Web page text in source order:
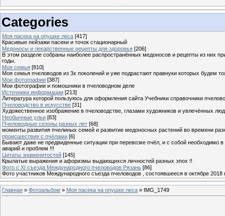
Categories
Моя пасека на опушке леса [417]
Красивые пейзажи пасеки и точок стационарный
Медоносы и лекарственные рецепты для здоровья [206]
В этом разделе собраны наиболее распространённых медоносов и рецепты из них
годы.
Моя семья [810]
Моя семья пчеловодов из 3х поколений и уже подрастают правнуки которых будем
Мои фотографии [387]
Мои фотографии и помошники в пчеловодном деле
Источники информации [213]
Литература которой пользуюсь для оформления сайта Учебники справочники
Пчеловодство в искусстве [31]
Художественное изображение в пчеловодстве, глазами художников и увлечённых
Необычные ульи [83]
Пчеловодные сезоны разных лет [68]
моменты развития пчелиных семей и развитие медоносных растений во времени
происшествия с пчёлами [6]
Бывают даже не предвиденные ситуации при перевозке пчёл, и с собой необходимо
аварий и проблем !!!
Цитаты знаменитостей [145]
Крылатые выражения и афоризмы выдающихся личностей разных эпох !!
Фото с XI съезда Международного пчеловодов Рязань [86]
Фото участников Международного съезда пчеловодов , состоявшееся в октябре 2018
Главная » Фотоальбом » Моя пасека на опушке леса » IMG_1749